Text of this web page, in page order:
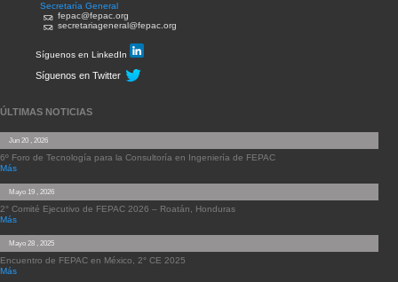
Secretaría General
fepac@fepac.org
secretariageneral@fepac.org
Síguenos en LinkedIn
Síguenos en Twitter
ÚLTIMAS NOTICIAS
Jun 20 , 2026
6º Foro de Tecnología para la Consultoría en Ingeniería de FEPAC
Más
Mayo 19 , 2026
2° Comité Ejecutivo de FEPAC 2026 – Roatán, Honduras
Más
Mayo 28 , 2025
Encuentro de FEPAC en México, 2° CE 2025
Más